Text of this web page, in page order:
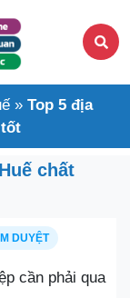
» Top 5 địa
chất
DUYỆT
cần phải qua